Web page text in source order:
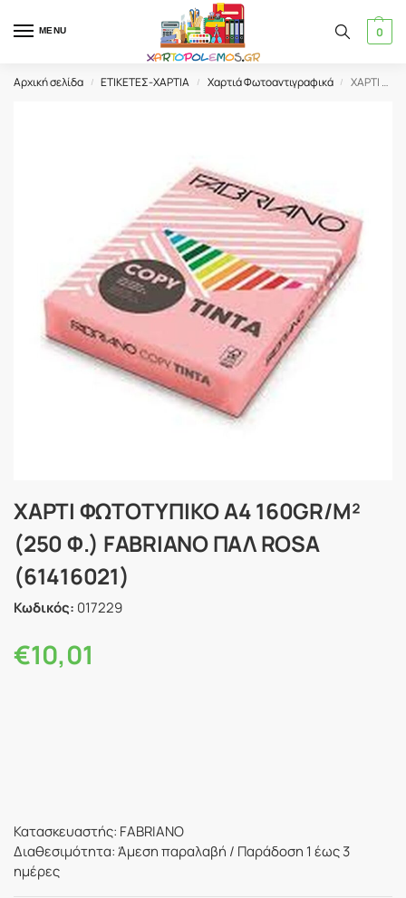
MENU 0
Αρχική σελίδα / ΕΤΙΚΕΤΕΣ-ΧΑΡΤΙΑ / Χαρτιά Φωτοαντιγραφικά / ΧΑΡΤΙ ΦΩΤΟΤΥΠΙΚΟ Α4 160gr/m² (250 Φ.) FABRIANO ΠΑΛ ROSA (61416021)
ΧΑΡΤΙ ΦΩΤΟΤΥΠΙΚΟ Α4 160GR/M²
(250 Φ.) FABRIANO ΠΑΛ ROSA
(61416021)
Κωδικός: 017229
€10,01
Κατασκευαστής: FABRIANO
Διαθεσιμότητα: Άμεση παραλαβή / Παράδoση 1 έως 3
ημέρες